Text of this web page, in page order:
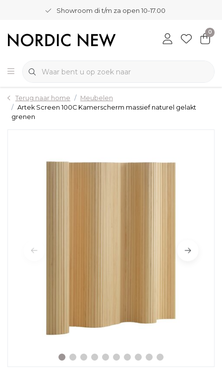
Showroom di t/m za open 10-17.00
0
Terug naar home
Meubelen
Artek Screen 100C Kamerscherm massief naturel gelakt
grenen